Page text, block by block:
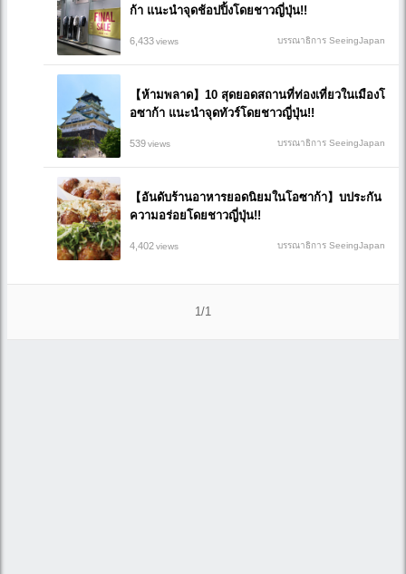
ก้า แนะนำจุดช้อปปิ้งโดยชาวญี่ปุ่น!!
6,433views บรรณาธิการ SeeingJapan
【ห้ามพลาด】10 สุดยอดสถานที่ท่องเที่ยวในเมืองโ
อซาก้า แนะนำจุดทัวร์โดยชาวญี่ปุ่น!!
539views บรรณาธิการ SeeingJapan
【อันดับร้านอาหารยอดนิยมในโอซาก้า】บประกัน
ความอร่อยโดยชาวญี่ปุ่น!!
4,402views บรรณาธิการ SeeingJapan
1/1